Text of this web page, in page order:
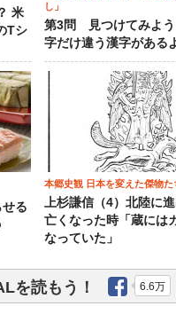
米
Tシ
し」
第3問 見つけてみよう
字だけ違う漢字がある
せる
本郷史観 日本を変えた傑物た
上杉謙信（4）北陸に進
亡くなった時「蔵には
なっていた」
を読もう！ 6.6万